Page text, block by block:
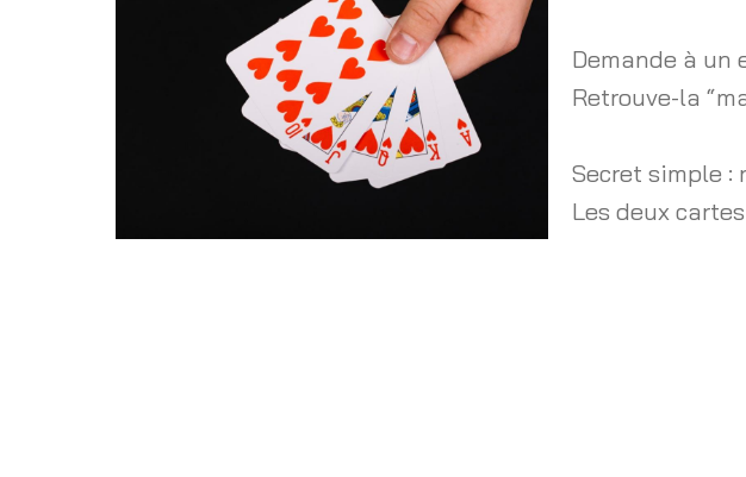
Demande à un
Retrouve-la
Secret simple :
Les deux